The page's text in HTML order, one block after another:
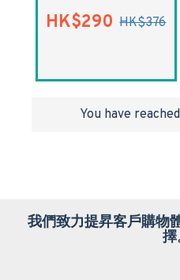
HK$290 HK$376
You have
我們致力提昇客戶購物
擇